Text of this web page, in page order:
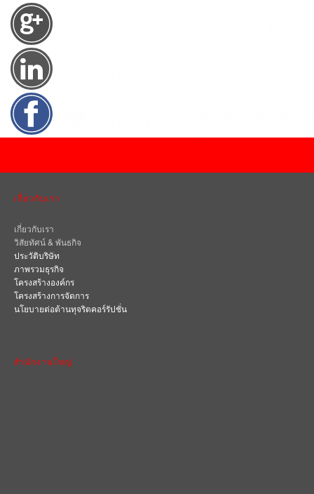
เกี่ยวกับเรา
เกี่ยวกับเรา
วิสัยทัศน์ & พันธกิจ
ประวัติบริษัท
ภาพรวมธุรกิจ
โครงสร้างองค์กร
โครงสร้างการจัดการ
นโยบายต่อต้านทุจริตคอร์รัปชั่น
สำนักงานใหญ่